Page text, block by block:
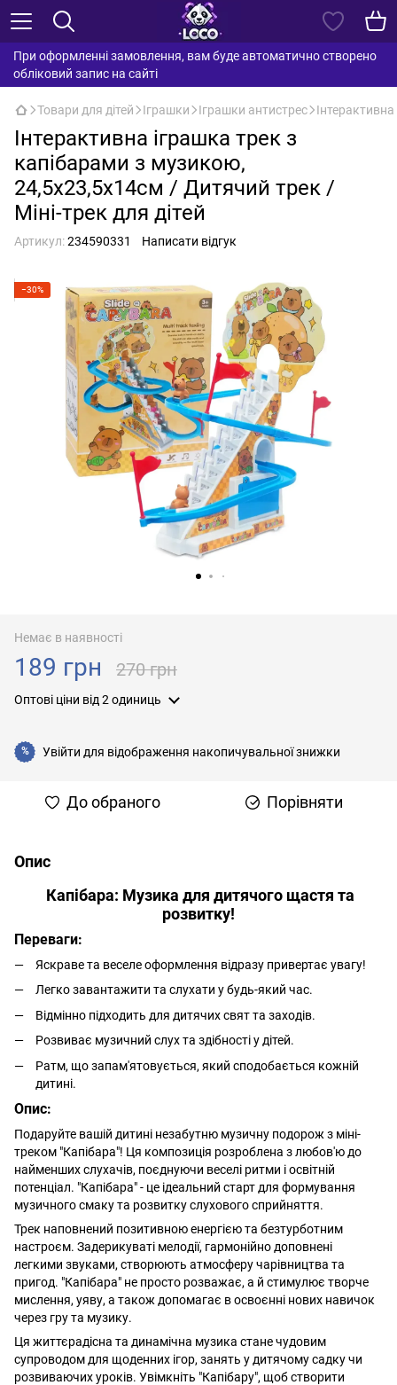
При оформленні замовлення, вам буде автоматично створено
обліковий запис на сайті
Товари для дітей Іграшки Іграшки антистрес
Інтерактивна іграшка трек з
капібарами з музикою,
24,5х23,5х14см / Дитячий трек /
Міні-трек для дітей
Артикул:234590331 Написати відгук
−30%
Немає в наявності
189 грн 270 грн
Оптові ціни від 2 одиниць
% Увійти для відображення накопичувальної знижки
До обраного Порівняти
Опис
Капібара: Музика для дитячого щастя та
розвитку!
Переваги:
Яскраве та веселе оформлення відразу привертає увагу!
Легко завантажити та слухати у будь-який час.
Відмінно підходить для дитячих свят та заходів.
Розвиває музичний слух та здібності у дітей.
Ратм, що запам'ятовується, який сподобається кожній
дитині.
Опис:
Подаруйте вашій дитині незабутню музичну подорож з міні-
треком "Капібара"! Ця композиція розроблена з любов'ю до
найменших слухачів, поєднуючи веселі ритми і освітній
потенціал. "Капібара" - це ідеальний старт для формування
музичного смаку та розвитку слухового сприйняття.
Трек наповнений позитивною енергією та безтурботним
настроєм. Задерикуваті мелодії, гармонійно доповнені
легкими звуками, створюють атмосферу чарівництва та
пригод. "Капібара" не просто розважає, а й стимулює творче
мислення, уяву, а також допомагає в освоєнні нових навичок
через гру та музику.
Ця життєрадісна та динамічна музика стане чудовим
супроводом для щоденних ігор, занять у дитячому садку чи
розвиваючих уроків. Увімкніть "Капібару", щоб створити